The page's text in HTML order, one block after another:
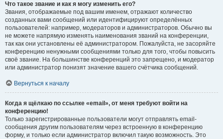
Что такое звание и как я могу изменить его?
Звания, отображаемые под вашим именем, отражают количество
созданных вами сообщений или идентифицируют определённых
пользователей: например, модераторов и администраторов. Обычно вы
не можете напрямую изменять наименования званий на конференции,
так как они установлены её администратором. Пожалуйста, не засоряйте
конференцию ненужными сообщениями только для того, чтобы повысить
своё звание. На большинстве конференций это запрещено, и модератор
или администратор понизят значение вашего счётчика сообщений.
Вернуться к началу
Когда я щёлкаю по ссылке «email», от меня требуют войти на
конференцию!
Только зарегистрированные пользователи могут отправлять email-
сообщения другим пользователям через встроенную в конференцию
форму, и только если администратор включил такую возможность. Это